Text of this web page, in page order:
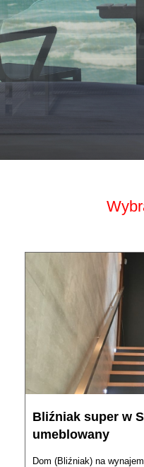
Bliźniak super w
umeblowany
Dom (Bliźniak) na